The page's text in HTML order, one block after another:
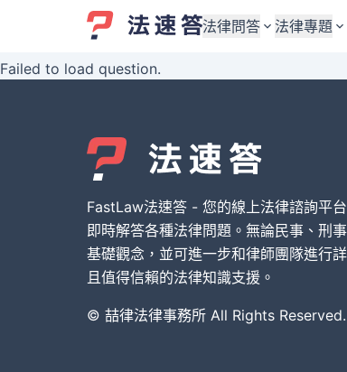
法律問答
婚姻與監護權
債務與債權
刑事犯罪案件
其他案件類型
法律專題
婚姻與監護權
債務與債權
刑事犯罪案件
其他案件類型
Failed to load question.
FastLaw法速答 - 您的線上法律諮詢平
即時解答各種法律問題。無論民事、刑
基礎觀念，並可進一步和律師團隊進行
且值得信賴的法律知識支援。
© 喆律法律事務所 All Rights Reserved.